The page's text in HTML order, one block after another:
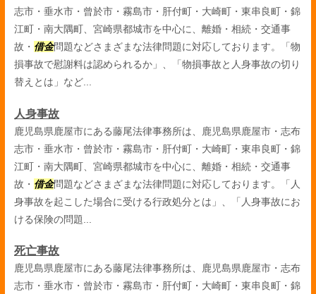
志市・垂水市・曾於市・霧島市・肝付町・大崎町・東串良町・錦
江町・南大隅町、宮崎県都城市を中心に、離婚・相続・交通事
故・ 借金問題などさまざまな法律問題に対応しております。「物
損事故で慰謝料は認められるか」、「物損事故と人身事故の切り
替えとは」など...
人身事故
鹿児島県鹿屋市にある藤尾法律事務所は、鹿児島県鹿屋市・志布
志市・垂水市・曾於市・霧島市・肝付町・大崎町・東串良町・錦
江町・南大隅町、宮崎県都城市を中心に、離婚・相続・交通事
故・ 借金問題などさまざまな法律問題に対応しております。「人
身事故を起こした場合に受ける行政処分とは」、「人身事故にお
ける保険の問題...
死亡事故
鹿児島県鹿屋市にある藤尾法律事務所は、鹿児島県鹿屋市・志布
志市・垂水市・曾於市・霧島市・肝付町・大崎町・東串良町・錦